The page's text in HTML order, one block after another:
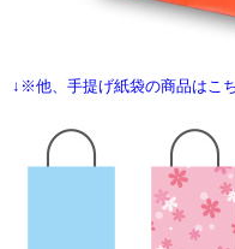
↓※他、手提げ紙袋の商品はこち